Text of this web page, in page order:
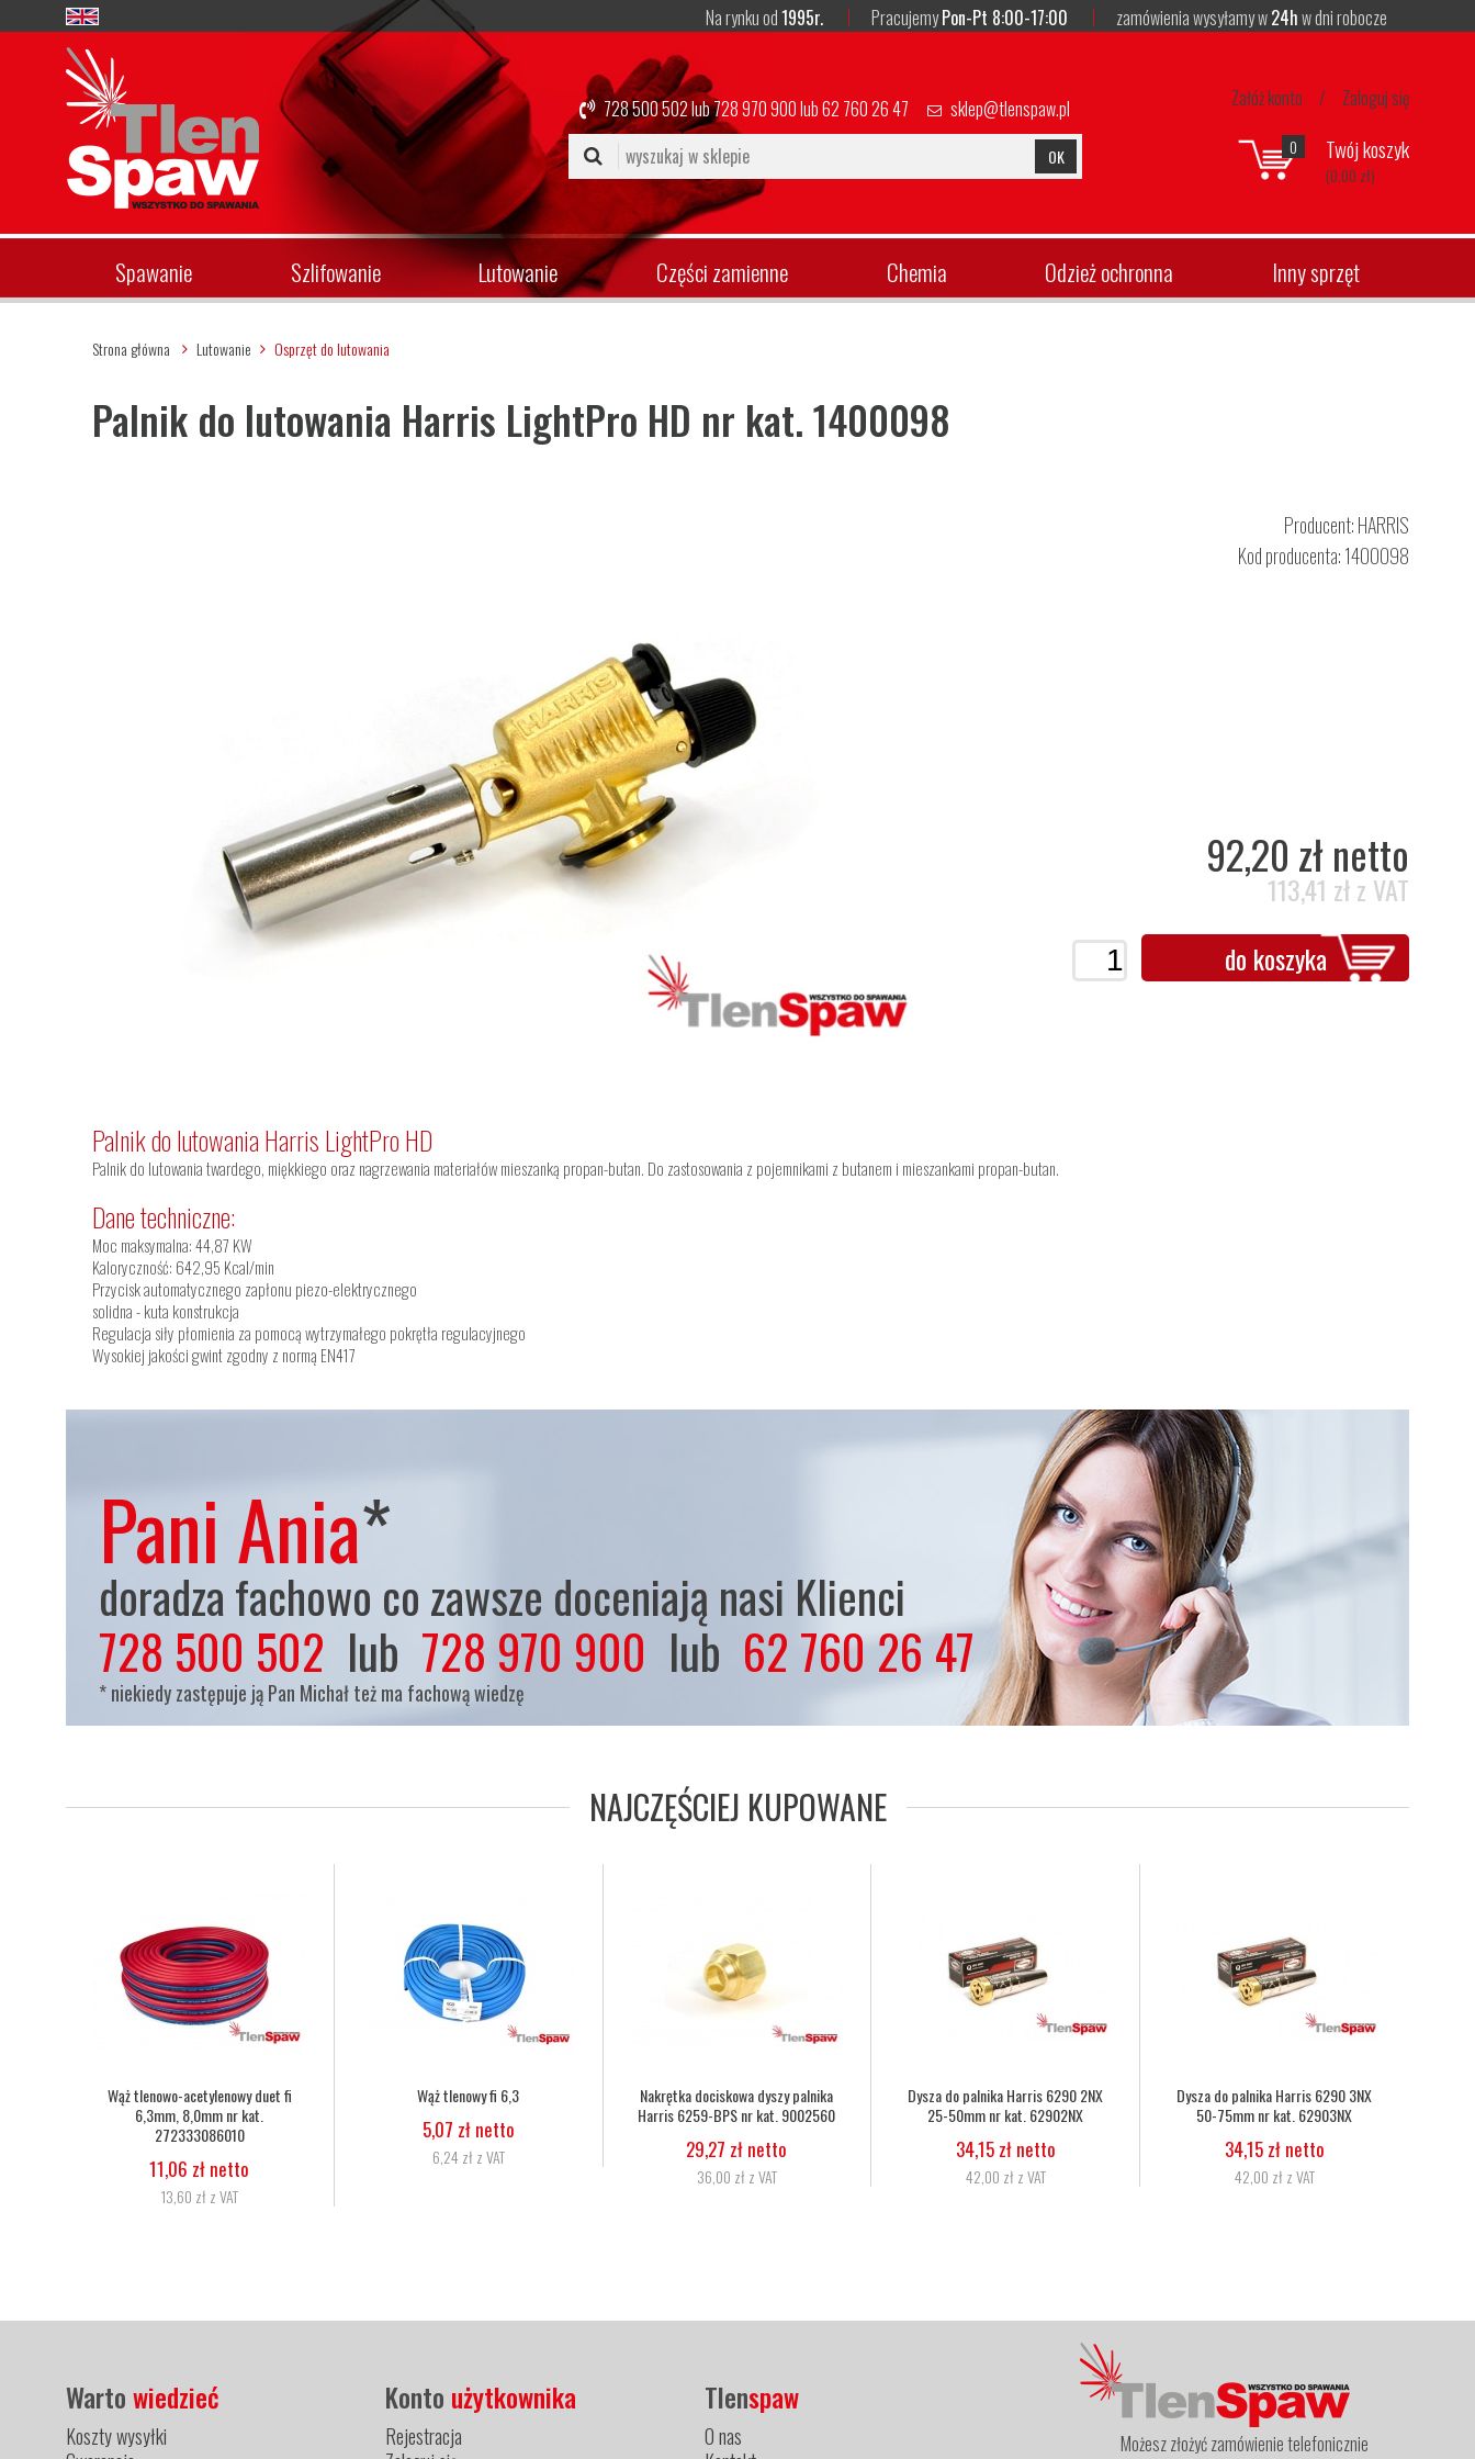
Na rynku od1995r. PracujemyPon-Pt 8:00-17:00 zamówienia wysyłamy w24hw dni robocze
728 500 502lub728 970 900lub62 760 26 47 sklep@tlenspaw.pl
OK
Załóż konto / Zaloguj się
0 Twój koszyk
(0,00 zł)
Spawanie Szlifowanie Lutowanie Części zamienne Chemia Odzież ochronna Inny sprzęt
Strona główna Lutowanie Osprzęt do lutowania
Palnik do lutowania Harris LightPro HD nr kat. 1400098
Producent:HARRIS
Kod producenta: 1400098
92,20 zł netto
113,41 zł z VAT
do koszyka
Palnik do lutowania Harris LightPro HD
Palnik do lutowania twardego, miękkiego oraz nagrzewania materiałów mieszanką propan-butan. Do zastosowania z pojemnikami z butanem i mieszankami propan-butan.
Dane techniczne:
Moc maksymalna: 44,87 KW
Kaloryczność: 642,95 Kcal/min
Przycisk automatycznego zapłonu piezo-elektrycznego
solidna - kuta konstrukcja
Regulacja siły płomienia za pomocą wytrzymałego pokrętła regulacyjnego
Wysokiej jakości gwint zgodny z normą EN417
Pani Ania*
doradza fachowo co zawsze doceniają nasi Klienci
728 500 502 lub 728 970 900 lub 62 760 26 47
* niekiedy zastępuje ją Pan Michał też ma fachową wiedzę
NAJCZĘŚCIEJ KUPOWANE
Nakrętka dociskowa dyszy palnika
Harris 6259-BPS nr kat. 9002560
Dysza do palnika Harris 6290 2NX
25-50mm nr kat. 62902NX
Dysza do palnika Harris 6290 3NX
50-75mm nr kat. 62903NX
Wąż tlenowo-acetylenowy duet fi
6,3mm, 8,0mm nr kat.
Wąż tlenowy fi 6,3
5,07 zł netto
Możesz złożyć zamówienie telefonicznie
Wartowiedzieć
Koszty wysyłki
Konto użytkownika
Rejestracja
Tlenspaw
O nas